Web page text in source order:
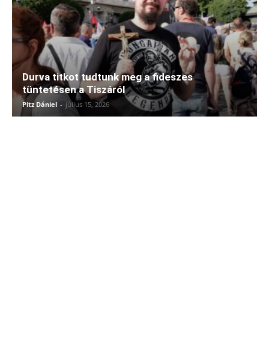
Durva titkot tudtunk meg a fideszes
tüntetésen a Tiszáról
Pitz Dániel - július 15, 2026